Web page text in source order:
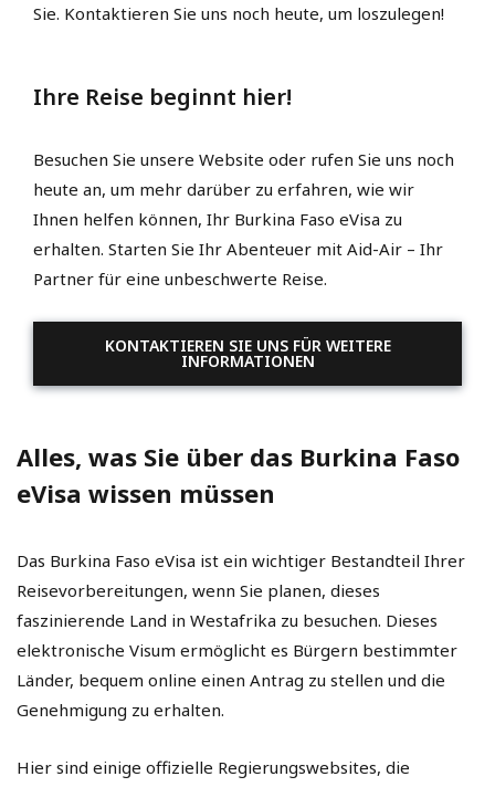
Sie. Kontaktieren Sie uns noch heute, um loszulegen!
Ihre Reise beginnt hier!
Besuchen Sie unsere Website oder rufen Sie uns noch
heute an, um mehr darüber zu erfahren, wie wir
Ihnen helfen können, Ihr Burkina Faso eVisa zu
erhalten. Starten Sie Ihr Abenteuer mit Aid-Air – Ihr
Partner für eine unbeschwerte Reise.
KONTAKTIEREN SIE UNS FÜR WEITERE
INFORMATIONEN
Alles, was Sie über das Burkina Faso
eVisa wissen müssen
Das Burkina Faso eVisa ist ein wichtiger Bestandteil Ihrer
Reisevorbereitungen, wenn Sie planen, dieses
faszinierende Land in Westafrika zu besuchen. Dieses
elektronische Visum ermöglicht es Bürgern bestimmter
Länder, bequem online einen Antrag zu stellen und die
Genehmigung zu erhalten.
Hier sind einige offizielle Regierungswebsites, die